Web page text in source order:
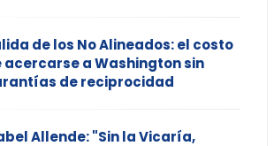
de los No Alineados: el costo
acercarse a Washington sin
de reciprocidad
Allende: "Sin la Vicaría,